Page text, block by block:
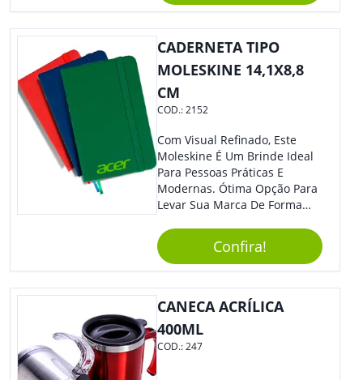
CADERNETA TIPO
MOLESKINE 14,1X8,8
CM
COD.:2152
Com Visual Refinado, Este
Moleskine É Um Brinde Ideal
Para Pessoas Práticas E
Modernas. Ótima Opção Para
Levar Sua Marca De Forma
Sua Empresa Em Eventos,
Reuniões Corporativas Ou Até
Mesmo Para Presentear
Colaboradores E Parceiros De
Sua Empresa.
Confira!
CANECA ACRÍLICA
400ML
COD.:247